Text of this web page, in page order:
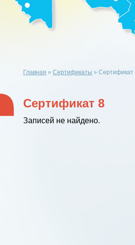
Главная »Сертификаты »Сертификат
Сертификат 8
Записей не найдено.